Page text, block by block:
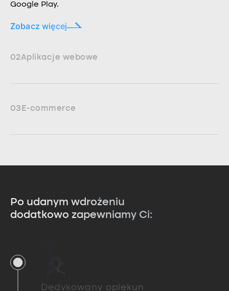
Google Play.
Zobacz więcej
02Aplikacje webowe
03E-commerce
Po udanym wdrożeniu
dodatkowo zapewniamy Ci:
Dedykowany opiekun